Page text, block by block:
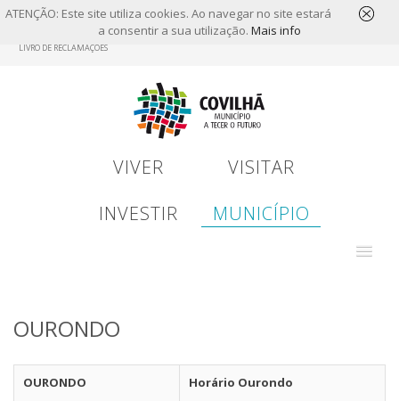
ATENÇÃO: Este site utiliza cookies. Ao navegar no site estará
a consentir a sua utilização. Mais info
LIVRO DE RECLAMAÇÕES
VIVER
VISITAR
INVESTIR
MUNICÍPIO
OURONDO
OURONDO
Horário Ourondo